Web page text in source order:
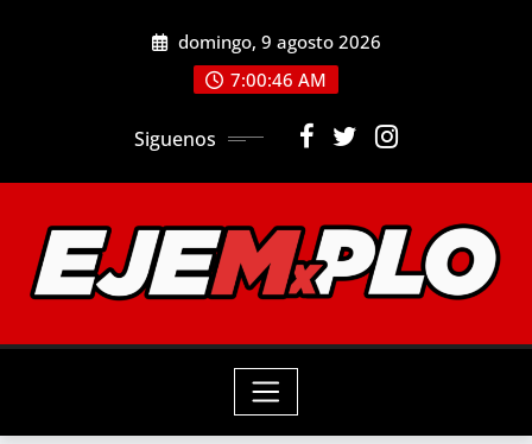
domingo, 9 agosto 2026
7:00:47 AM
Siguenos